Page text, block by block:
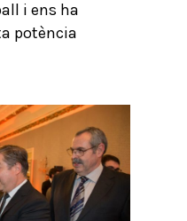
i ens ha
potència